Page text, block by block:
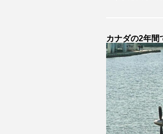
ロバート・パティ
戸張瞬 新田
祐真キキ 竜
鬼滅の刃
カナダの2年間